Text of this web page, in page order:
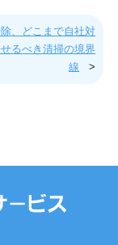
、どこまで自社対
るべき清掃の境界
線 >